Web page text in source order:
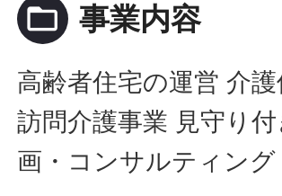
folder_open 事業内容
高齢者住宅の運営 介
訪問介護事業 見守り
画・コンサルティング